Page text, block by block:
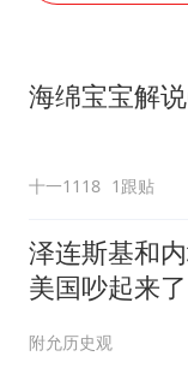
海绵宝宝解
十一1118 1跟贴
泽连斯基和
美国吵起来
附允历史观